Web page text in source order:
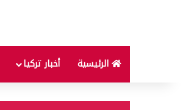
الرئيسية أخبار تركيا